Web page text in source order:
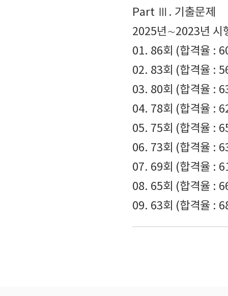
Part Ⅲ. 기출문제
2025년∼2023년 시
01. 86회 (합격율 :
02. 83회 (합격율 :
03. 80회 (합격율 :
04. 78회 (합격율 :
05. 75회 (합격율 :
06. 73회 (합격율 :
07. 69회 (합격율 :
08. 65회 (합격율 :
09. 63회 (합격율 :